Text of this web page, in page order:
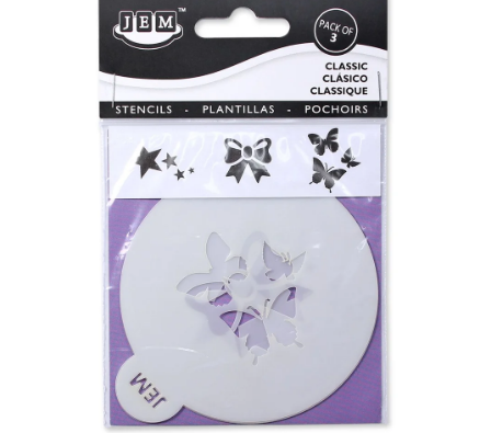
DO KUCHYNĚ
POCHUTINY
ZDRAVÉ PEČENÍ
DÁRKOVÉ POUKAZY
TÉMATICKÉ PRODUKTY
PROFI BALENÍ